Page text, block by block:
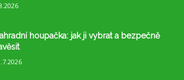
houpačka: jak ji vybrat a bezpečně